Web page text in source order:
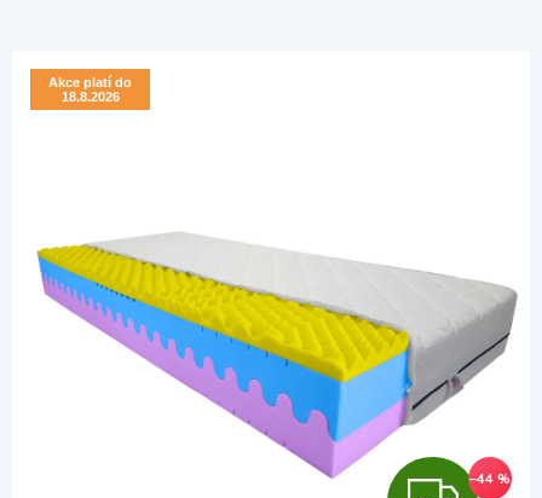
–44 %
Akce platí do
18.8.2026
Akce platí do
18.8.2026